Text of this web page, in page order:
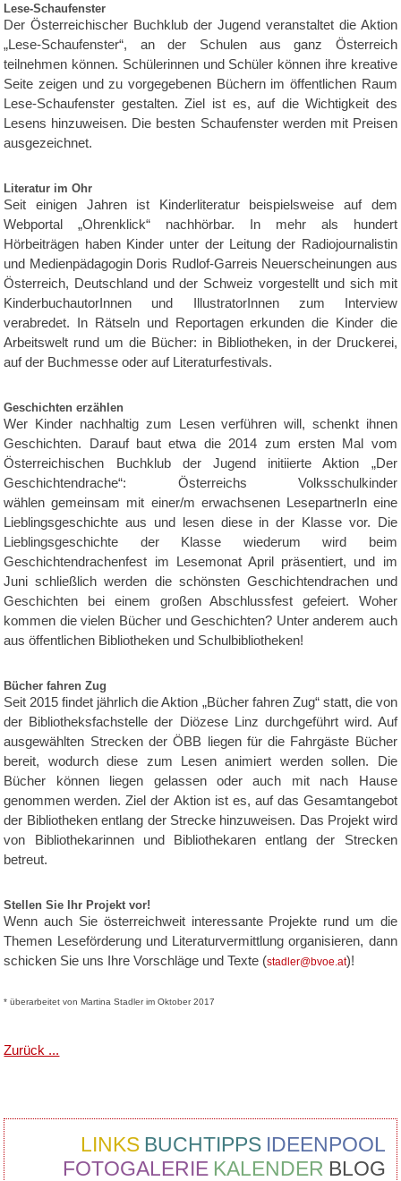
Lese-Schaufenster
Der Österreichischer Buchklub der Jugend veranstaltet die Aktion
„Lese-Schaufenster“, an der Schulen aus ganz Österreich
teilnehmen können. Schülerinnen und Schüler können ihre kreative
Seite zeigen und zu vorgegebenen Büchern im öffentlichen Raum
Lese-Schaufenster gestalten. Ziel ist es, auf die Wichtigkeit des
Lesens hinzuweisen. Die besten Schaufenster werden mit Preisen
ausgezeichnet.
Literatur im Ohr
Seit einigen Jahren ist Kinderliteratur beispielsweise auf dem
Webportal „Ohrenklick“ nachhörbar. In mehr als hundert
Hörbeiträgen haben Kinder unter der Leitung der Radiojournalistin
und Medienpädagogin Doris Rudlof-Garreis Neuerscheinungen aus
Österreich, Deutschland und der Schweiz vorgestellt und sich mit
KinderbuchautorInnen und IllustratorInnen zum Interview
verabredet. In Rätseln und Reportagen erkunden die Kinder die
Arbeitswelt rund um die Bücher: in Bibliotheken, in der Druckerei,
auf der Buchmesse oder auf Literaturfestivals.
Geschichten erzählen
Wer Kinder nachhaltig zum Lesen verführen will, schenkt ihnen
Geschichten. Darauf baut etwa die 2014 zum ersten Mal vom
Österreichischen Buchklub der Jugend initiierte Aktion „Der
Geschichtendrache“: Österreichs Volksschulkinder
wählen gemeinsam mit einer/m erwachsenen LesepartnerIn eine
Lieblingsgeschichte aus und lesen diese in der Klasse vor. Die
Lieblingsgeschichte der Klasse wiederum wird beim
Geschichtendrachenfest im Lesemonat April präsentiert, und im
Juni schließlich werden die schönsten Geschichtendrachen und
Geschichten bei einem großen Abschlussfest gefeiert. Woher
kommen die vielen Bücher und Geschichten? Unter anderem auch
aus öffentlichen Bibliotheken und Schulbibliotheken!
Bücher fahren Zug
Seit 2015 findet jährlich die Aktion „Bücher fahren Zug“ statt, die von
der Bibliotheksfachstelle der Diözese Linz durchgeführt wird. Auf
ausgewählten Strecken der ÖBB liegen für die Fahrgäste Bücher
bereit, wodurch diese zum Lesen animiert werden sollen. Die
Bücher können liegen gelassen oder auch mit nach Hause
genommen werden. Ziel der Aktion ist es, auf das Gesamtangebot
der Bibliotheken entlang der Strecke hinzuweisen. Das Projekt wird
von Bibliothekarinnen und Bibliothekaren entlang der Strecken
betreut.
Stellen Sie Ihr Projekt vor!
Wenn auch Sie österreichweit interessante Projekte rund um die
Themen Leseförderung und Literaturvermittlung organisieren, dann
schicken Sie uns Ihre Vorschläge und Texte (stadler@bvoe.at)!
* überarbeitet von Martina Stadler im Oktober 2017
Zurück ...
IDEENPOOL
BUCHTIPPS
LINKS
BLOG
KALENDER
FOTOGALERIE